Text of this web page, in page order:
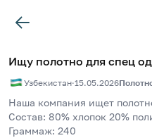
Ищу полотно для спец
Узбекистан·15.05.2026
Наша компания ищет
Состав: 80% хлопок 20%
Граммаж: 240